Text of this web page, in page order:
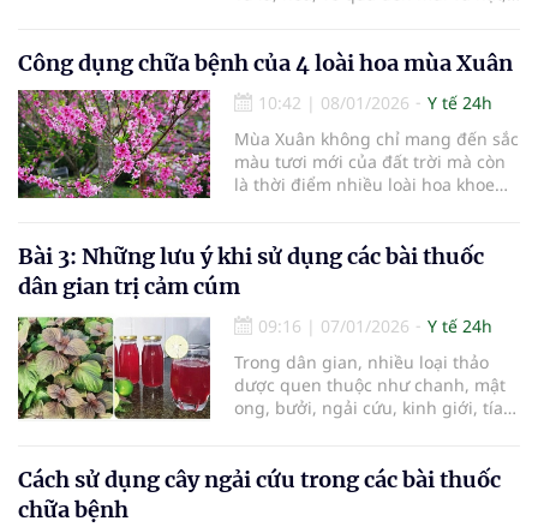
phòng và điều trị nhiều vấn đề sức
Công dụng chữa bệnh của 4 loài hoa mùa Xuân
10:42 | 08/01/2026
Y tế 24h
Mùa Xuân không chỉ mang đến sắc
màu tươi mới của đất trời mà còn
là thời điểm nhiều loài hoa khoe
gian. Bốn loài hoa quen thuộc dưới
đây không chỉ đẹp mà còn là
những vị thuốc hữu ích, hỗ trợ
chăm sóc sức khỏe hiệu quả.
Bài 3: Những lưu ý khi sử dụng các bài thuốc
dân gian trị cảm cúm
09:16 | 07/01/2026
Y tế 24h
Trong dân gian, nhiều loại thảo
dược quen thuộc như chanh, mật
ong, bưởi, ngải cứu, kinh giới, tía
phương pháp này có ưu điểm là dễ
làm, nguyên liệu sẵn có và mang
Cách sử dụng cây ngải cứu trong các bài thuốc
chữa bệnh